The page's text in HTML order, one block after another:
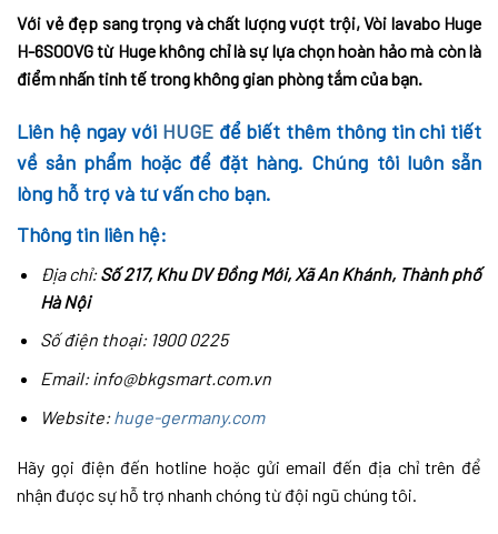
Với vẻ đẹp sang trọng và chất lượng vượt trội, Vòi lavabo Huge
H-6S00VG từ Huge không chỉ là sự lựa chọn hoàn hảo mà còn là
điểm nhấn tinh tế trong không gian phòng tắm của bạn.
Liên hệ ngay với HUGEđể biết thêm thông tin chi tiết
về sản phẩm hoặc để đặt hàng. Chúng tôi luôn sẵn
lòng hỗ trợ và tư vấn cho bạn.
Thông tin liên hệ:
Địa chỉ:Số 217, Khu DV Đồng Mới, Xã An Khánh, Thành phố
Hà Nội
Số điện thoại: 1900 0225
Email: info@bkgsmart.com.vn
Website: huge-germany.com
Hãy gọi điện đến hotline hoặc gửi email đến địa chỉ trên để
nhận được sự hỗ trợ nhanh chóng từ đội ngũ chúng tôi.